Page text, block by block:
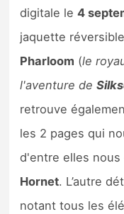
digitale le4
jaquette
Pharloom (le
l'aventure de
retrouve
les 2 pages qui
d'entre elles
Hornet. L’autre
notant tous les